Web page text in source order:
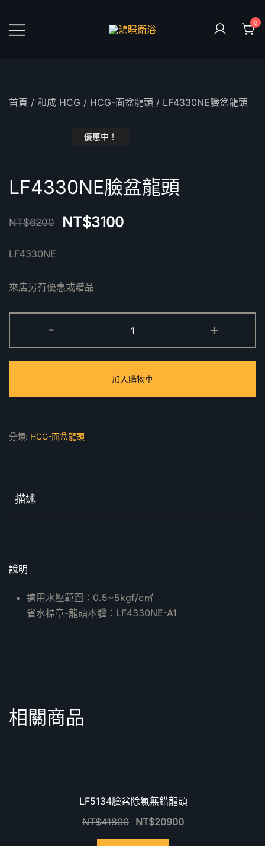
content
0
首頁 / 和成 HCG / HCG-面盆龍頭 / LF4330NE臉盆龍頭
優惠中！
LF4330NE臉盆龍頭
NT$6200 NT$3100
LF4330NE
來店另有優惠或贈品
-
臉
盆
頭
數
量
+
加入購物車
分類: HCG-面盆龍頭
描述
說明
適用水壓範圍：0.5~5kgf/c㎡
省水標章-龍頭本體：LF4330NE-A1
相關商品
LF5134臉盆除氯無鉛龍頭
NT$41800 NT$20900